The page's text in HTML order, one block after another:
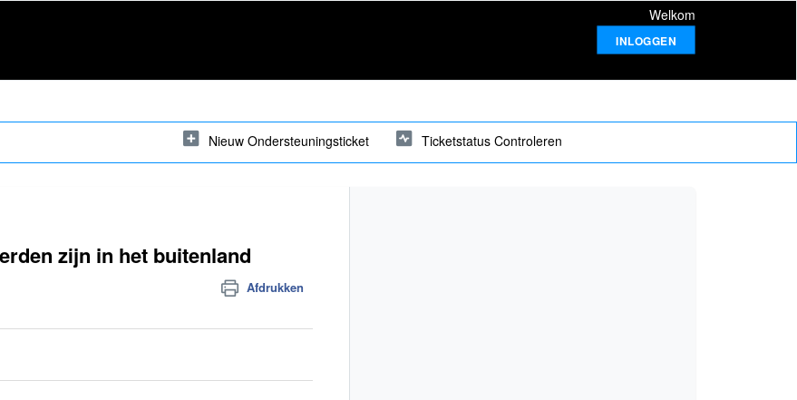
Welkom
INLOGGEN
Nieuw Ondersteuningsticket Ticketstatus Controleren
zijn in het buitenland
Afdrukken